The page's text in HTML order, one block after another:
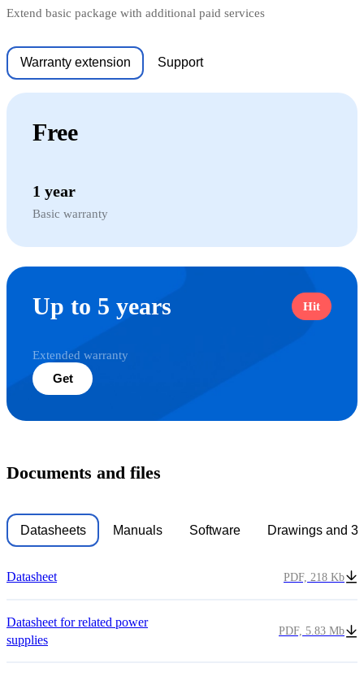
Extend basic package with additional paid services
Warranty extension Support
Free
1 year
Basic warranty
Up to 5 years
Extended warranty
Get
Hit
Documents and files
Datasheets Manuals Software Drawings and
Datasheet PDF, 218 Kb
Datasheet for related power
supplies
PDF, 5.83 Mb